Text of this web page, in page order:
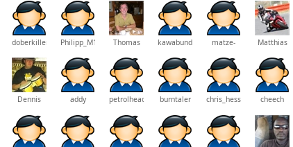
doberkiller Philipp_M1 Thomas kawabundisch
matze-
Matthias
Dennis addy petrolhead82 burntaler chris_hess1 cheech